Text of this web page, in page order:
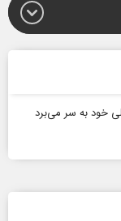
خود به سر می‌برد